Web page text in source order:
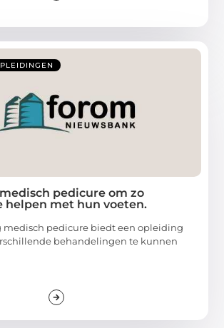
pedicure om zo
helpen met hun voeten.
medisch pedicure biedt een opleiding
behandelingen te kunnen